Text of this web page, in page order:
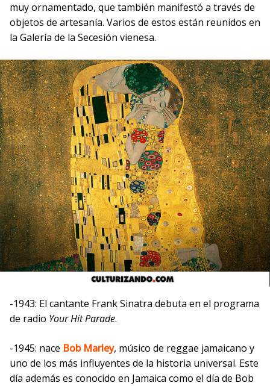
muy ornamentado, que también manifestó a través de
objetos de artesanía. Varios de estos están reunidos en
la Galería de la Secesión vienesa.
-1943: El cantante Frank Sinatra debuta en el programa
de radio Your Hit Parade.
-1945: nace Bob Marley, músico de reggae jamaicano y
uno de los más influyentes de la historia universal. Este
día además es conocido en Jamaica como el día de Bob